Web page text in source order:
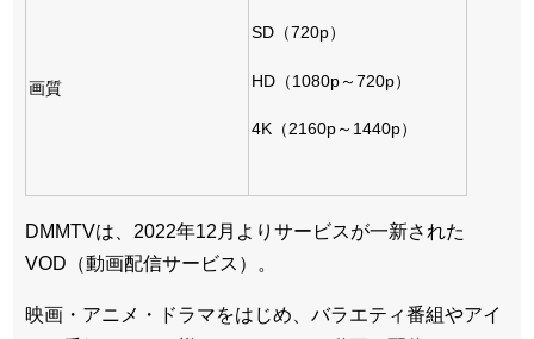
画質
SD（720p）
HD（1080p～720p）
4K（2160p～1440p）
DMMTVは、2022年12月よりサービスが一新された
VOD（動画配信サービス）。
映画・アニメ・ドラマをはじめ、バラエティ番組やアイ